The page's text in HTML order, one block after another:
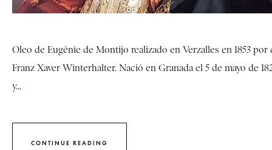
Oleo de Eugénie de Montijo realizado en Verzalles en 1853 por
Franz Xaver Winterhalter. Nació en Granada el 5 de mayo de
y...
CONTINUE READING